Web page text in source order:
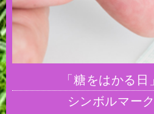
「糖をはかる
シンボルマー